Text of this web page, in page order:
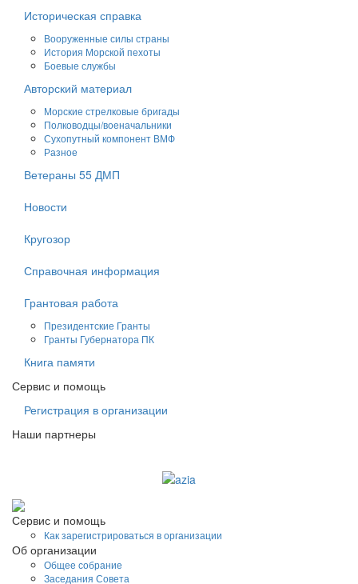
Историческая справка
Вооруженные силы страны
История Морской пехоты
Боевые службы
Авторский материал
Морские стрелковые бригады
Полководцы/военачальники
Сухопутный компонент ВМФ
Разное
Ветераны 55 ДМП
Новости
Кругозор
Справочная информация
Грантовая работа
Президентские Гранты
Гранты Губернатора ПК
Книга памяти
Сервис и помощь
Регистрация в организации
Наши партнеры
Сервис и помощь
Как зарегистрироваться в организации
Об организации
Общее собрание
Заседания Совета